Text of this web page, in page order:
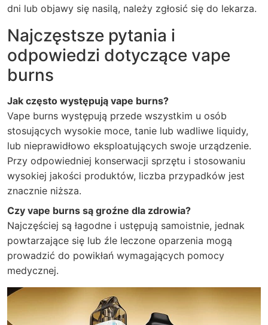
dni lub objawy się nasilą, należy zgłosić się do lekarza.
Najczęstsze pytania i
odpowiedzi dotyczące vape
burns
Jak często występują vape burns?
Vape burns występują przede wszystkim u osób
stosujących wysokie moce, tanie lub wadliwe liquidy,
lub nieprawidłowo eksploatujących swoje urządzenie.
Przy odpowiedniej konserwacji sprzętu i stosowaniu
wysokiej jakości produktów, liczba przypadków jest
znacznie niższa.
Czy vape burns są groźne dla zdrowia?
Najczęściej są łagodne i ustępują samoistnie, jednak
powtarzające się lub źle leczone oparzenia mogą
prowadzić do powikłań wymagających pomocy
medycznej.